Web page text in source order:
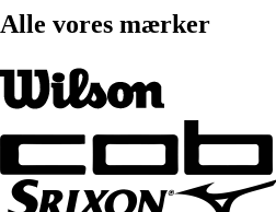
Alle vores mærker